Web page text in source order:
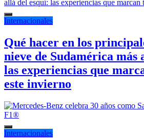
Internacionales
Qué hacer en los
nieve de Sudamérica más
las experiencias que
este invierno
Internacionales